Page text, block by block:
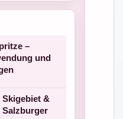
–
und
Skigebiet &
Salzburger